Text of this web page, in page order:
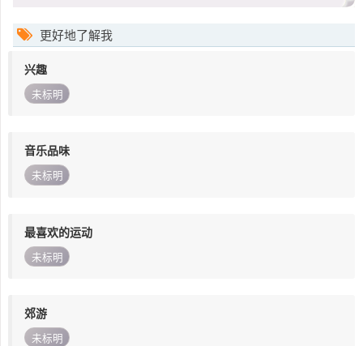
更好地了解我
兴趣
未标明
音乐品味
未标明
最喜欢的运动
未标明
郊游
未标明